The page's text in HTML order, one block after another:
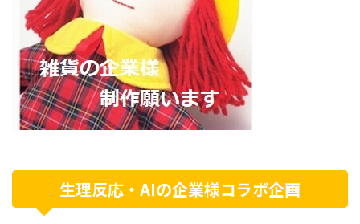
生理反応・AIの企業様コラボ企画